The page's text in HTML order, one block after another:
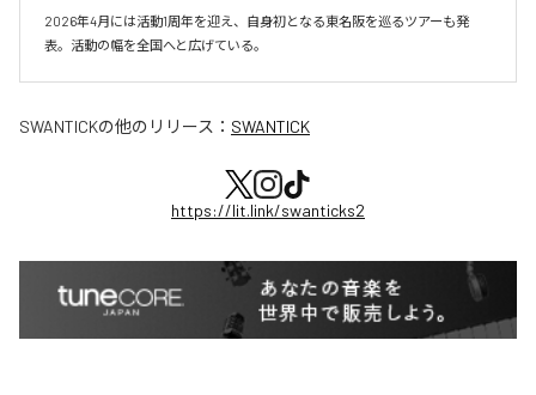
2026年4月には活動1周年を迎え、自身初となる東名阪を巡るツアーも発
表。活動の幅を全国へと広げている。
SWANTICKの他のリリース： SWANTICK
https://lit.link/swanticks2